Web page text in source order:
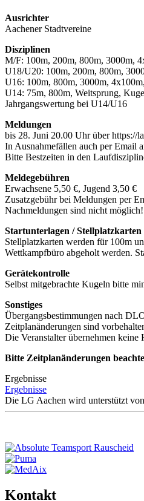
Ausrichter
Aachener Stadtvereine
Disziplinen
M/F: 100m, 200m, 800m, 3000m,
U18/U20: 100m, 200m, 800m,
U16: 100m, 800m, 3000m,
U14: 75m, 800m, Weitsprung,
Jahrgangswertung bei U14/U16
Meldungen
bis 28. Juni 20.00 Uhr über https://
In Ausnahmefällen auch per Email
Bitte Bestzeiten in den
Meldegebühren
Erwachsene 5,50 €, Jugend 3,50 €
Zusatzgebühr bei Meldungen per
Nachmeldungen sind nicht möglich!
Startunterlagen / Stellplatzkarten
Stellplatzkarten werden für 100m
Wettkampfbüro abgeholt werden.
Gerätekontrolle
Selbst mitgebrachte Kugeln bitte
Sonstiges
Übergangsbestimmungen nach
Zeitplanänderungen sind
Die Veranstalter übernehmen
Bitte Zeitplanänderungen
Ergebnisse
Ergebnisse
Die LG Aachen wird unterstützt von
Kontakt